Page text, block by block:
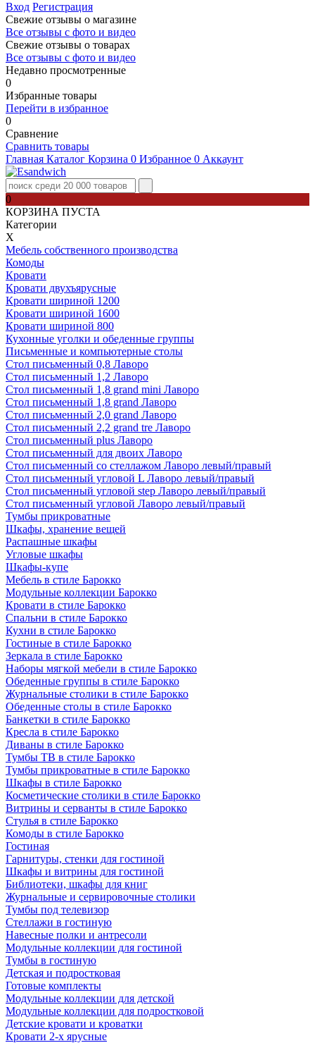
Вход Регистрация
Свежие отзывы о магазине
Все отзывы с фото и видео
Свежие отзывы о товарах
Все отзывы c фото и видео
Недавно просмотренные
0
Избранные товары
Перейти в избранное
0
Сравнение
Сравнить товары
Главная Каталог Корзина 0 Избранное 0 Аккаунт
0
КОРЗИНА ПУСТА
Категории
Х
Мебель собственного производства
Комоды
Кровати
Кровати двухъярусные
Кровати шириной 1200
Кровати шириной 1600
Кровати шириной 800
Кухонные уголки и обеденные группы
Письменные и компьютерные столы
Стол письменный 0,8 Лаворо
Стол письменный 1,2 Лаворо
Стол письменный 1,8 grand mini Лаворо
Стол письменный 1,8 grand Лаворо
Стол письменный 2,0 grand Лаворо
Стол письменный 2,2 grand tre Лаворо
Стол письменный plus Лаворо
Стол письменный для двоих Лаворо
Стол письменный со стеллажом Лаворо левый/правый
Стол письменный угловой L Лаворо левый/правый
Стол письменный угловой step Лаворо левый/правый
Стол письменный угловой Лаворо левый/правый
Тумбы прикроватные
Шкафы, хранение вещей
Распашные шкафы
Угловые шкафы
Шкафы-купе
Мебель в стиле Барокко
Модульные коллекции Барокко
Кровати в стиле Барокко
Спальни в стиле Барокко
Кухни в стиле Барокко
Гостиные в стиле Барокко
Зеркала в стиле Барокко
Наборы мягкой мебели в стиле Барокко
Обеденные группы в стиле Барокко
Журнальные столики в стиле Барокко
Обеденные столы в стиле Барокко
Банкетки в стиле Барокко
Кресла в стиле Барокко
Диваны в стиле Барокко
Тумбы ТВ в стиле Барокко
Тумбы прикроватные в стиле Барокко
Шкафы в стиле Барокко
Косметические столики в стиле Барокко
Витрины и серванты в стиле Барокко
Стулья в стиле Барокко
Комоды в стиле Барокко
Гостиная
Гарнитуры, стенки для гостиной
Шкафы и витрины для гостиной
Библиотеки, шкафы для книг
Журнальные и сервировочные столики
Тумбы под телевизор
Стеллажи в гостиную
Навесные полки и антресоли
Модульные коллекции для гостиной
Тумбы в гостиную
Детская и подростковая
Готовые комплекты
Модульные коллекции для детской
Модульные коллекции для подростковой
Детские кровати и кроватки
Кровати 2-х ярусные